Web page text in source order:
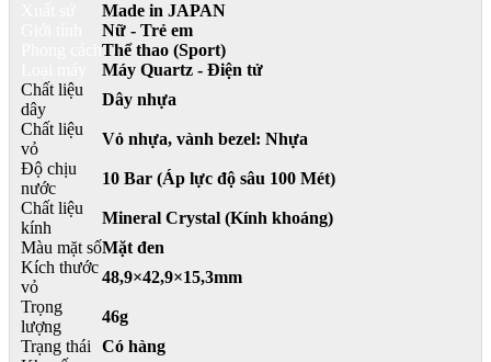
Made in JAPAN
Nữ - Trẻ em
Thể thao (Sport)
Máy Quartz - Điện tử
Chất liệu
dây
Dây nhựa
Chất liệu
vỏ
Vỏ nhựa, vành bezel: Nhựa
Độ chịu
nước
10 Bar (Áp lực độ sâu 100 Mét)
Chất liệu
kính
Mineral Crystal (Kính khoáng)
Màu mặt sốMặt đen
Kích thước
vỏ
48,9×42,9×15,3mm
Trọng
lượng
46g
Trạng thái Có hàng